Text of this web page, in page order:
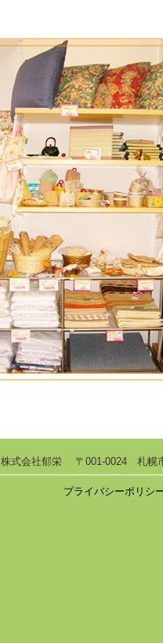
株式会社郁栄 〒001-0024 札幌
プライバシーポリシ